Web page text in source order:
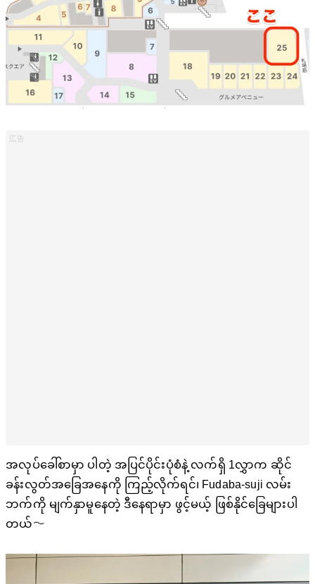
အလုပ်ခေါ်စာမှာ ပါတဲ့ အပြင်ပိုင်းပုံစံနဲ့ လက်ရှိ 1လွှာက ဆိုင်
ခန်းလွတ်အခြေအနေကို ကြည့်လိုက်ရင်၊ Fudaba-suji လမ်း
ဘက်ကို မျက်နှာမူနေတဲ့ ဒီနေရာမှာ ဖွင့်မယ့် ဖြစ်နိုင်ခြေများပါ
တယ်〜